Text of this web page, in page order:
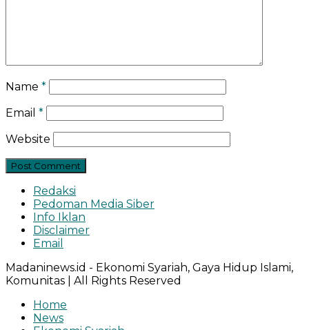
Name *
Email *
Website
Redaksi
Pedoman Media Siber
Info Iklan
Disclaimer
Email
Madaninews.id - Ekonomi Syariah, Gaya Hidup Islami,
Komunitas | All Rights Reserved
Home
News